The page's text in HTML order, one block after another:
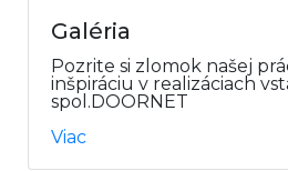
Galéria
Pozrite si zlomok našej
inšpiráciu v realizáciach
spol.DOORNET
Viac